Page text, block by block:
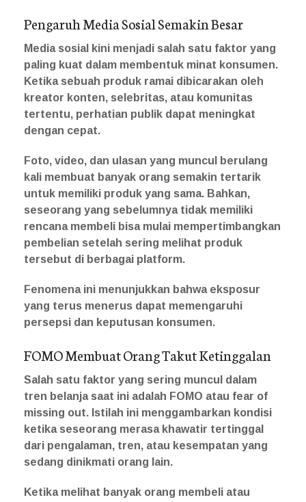
Pengaruh Media Sosial Semakin Besar
Media sosial kini menjadi salah satu faktor yang
paling kuat dalam membentuk minat konsumen.
Ketika sebuah produk ramai dibicarakan oleh
kreator konten, selebritas, atau komunitas
tertentu, perhatian publik dapat meningkat
dengan cepat.
Foto, video, dan ulasan yang muncul berulang
kali membuat banyak orang semakin tertarik
untuk memiliki produk yang sama. Bahkan,
seseorang yang sebelumnya tidak memiliki
rencana membeli bisa mulai mempertimbangkan
pembelian setelah sering melihat produk
tersebut di berbagai platform.
Fenomena ini menunjukkan bahwa eksposur
yang terus menerus dapat memengaruhi
persepsi dan keputusan konsumen.
FOMO Membuat Orang Takut Ketinggalan
Salah satu faktor yang sering muncul dalam
tren belanja saat ini adalah FOMO atau fear of
missing out. Istilah ini menggambarkan kondisi
ketika seseorang merasa khawatir tertinggal
dari pengalaman, tren, atau kesempatan yang
sedang dinikmati orang lain.
Ketika melihat banyak orang membeli atau